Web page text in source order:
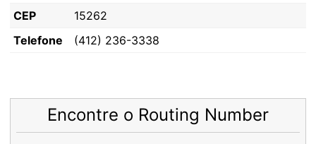
CEP
15262
Telefone
(412) 236-3338
Encontre o Routing Number